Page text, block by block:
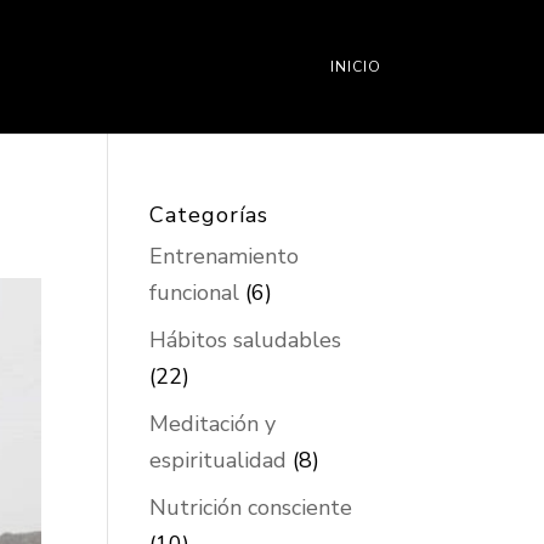
INICIO
Categorías
Entrenamiento
funcional(6)
Hábitos saludables
(22)
Meditación y
espiritualidad (8)
Nutrición consciente